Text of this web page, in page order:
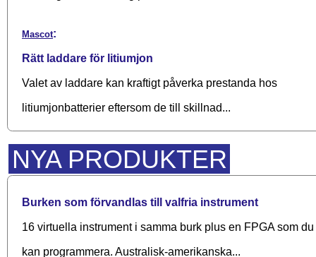
Mascot:
Rätt laddare för litiumjon
Valet av laddare kan kraftigt påverka prestanda hos
litiumjonbatterier eftersom de till skillnad...
NYA PRODUKTER
Burken som förvandlas till valfria instrument
16 virtuella instrument i samma burk plus en FPGA som du
kan programmera. Australisk-amerikanska...